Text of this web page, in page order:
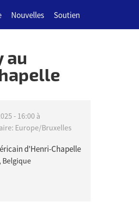
Nouvelles Soutien
au
- 16:00 à
Europe/Bruxelles
d'Henri-Chapelle
Belgique